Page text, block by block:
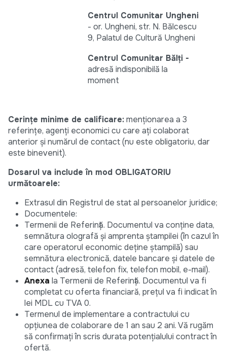
Centrul Comunitar Ungheni
- or. Ungheni, str. N. Bălcescu
9, Palatul de Cultură Ungheni
Centrul Comunitar Bălți -
adresă indisponibilă la
moment
Cerințe minime de calificare:menționarea a 3
referințe, agenți economici cu care ați colaborat
anterior și numărul de contact (nu este obligatoriu, dar
este binevenit).
Dosarul va include în mod OBLIGATORIU
următoarele:
Extrasul din Registrul de stat al persoanelor juridice;
Documentele:
Termenii de Referință. Documentul va conține data,
semnătura olografă și amprenta ștampilei (în cazul în
care operatorul economic deține ștampilă) sau
semnătura electronică, datele bancare şi datele de
contact (adresă, telefon fix, telefon mobil, e-mail).
Anexa la Termenii de Referinţă. Documentul va fi
completat cu oferta financiară, prețul va fi indicat în
lei MDL cu TVA 0.
Termenul de implementare a contractului cu
opțiunea de colaborare de 1 an sau 2 ani. Vă rugăm
să confirmați în scris durata potențialului contract în
ofertă.